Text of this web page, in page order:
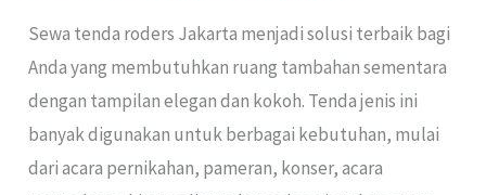
Sewa tenda roders Jakarta menjadi solusi terbaik bagi
Anda yang membutuhkan ruang tambahan sementara
dengan tampilan elegan dan kokoh. Tenda jenis ini
banyak digunakan untuk berbagai kebutuhan, mulai
dari acara pernikahan, pameran, konser, acara